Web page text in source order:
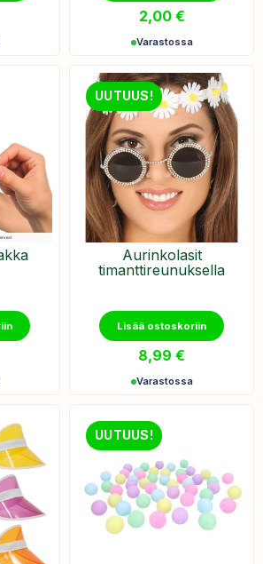
2,00 €
Varastossa
UUTUUS!
Aurinkolasit
timanttireunuksella
Lisää ostoskoriin
8,99 €
Varastossa
UUTUUS!